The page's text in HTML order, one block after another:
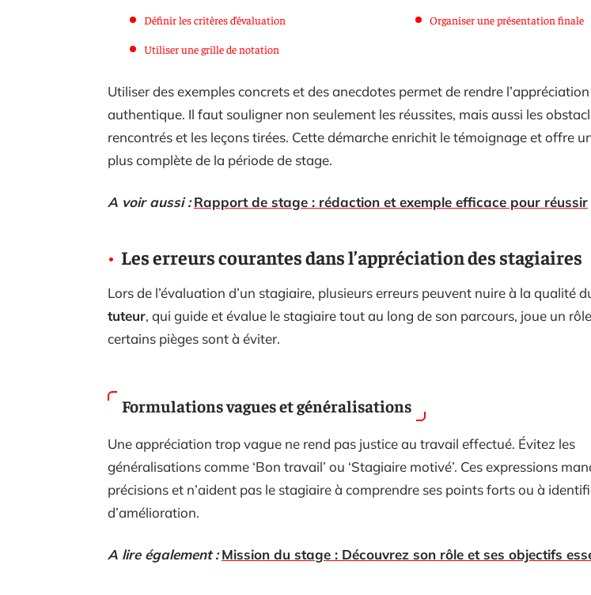
Définir les critères d’évaluation
Utiliser une grille de notation
Organiser une présentation finale
Utiliser des exemples concrets et des anecdotes permet de rendre
authentique. Il faut souligner non seulement les réussites, mais aussi les
rencontrés et les leçons tirées. Cette démarche enrichit le témoignage et offre
plus complète de la période de stage.
A voir aussi : Rapport de stage : rédaction et exemple efficace pour réussir
Les erreurs courantes dans l’appréciation des stagiaires
Lors de l’évaluation d’un stagiaire, plusieurs erreurs peuvent nuire à la qualité
tuteur, qui guide et évalue le stagiaire tout au long de son parcours, joue un
certains pièges sont à éviter.
Formulations vagues et généralisations
Une appréciation trop vague ne rend pas justice au travail effectué. Évitez les
généralisations comme ‘Bon travail’ ou ‘Stagiaire motivé’. Ces expressions
précisions et n’aident pas le stagiaire à comprendre ses points forts ou à
d’amélioration.
A lire également : Mission du stage : Découvrez son rôle et ses objectifs